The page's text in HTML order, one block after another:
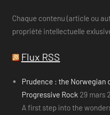
Chaque contenu (article ou
propriété intellectuelle
Flux RSS
Prudence : the Norwegian
Progressive Rock 29 mars
A first step into the